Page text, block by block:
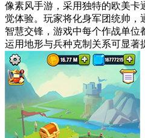
像素风手游，采用独特的欧美卡
觉体验。玩家将化身军团统帅，
智慧交锋，游戏中每个作战单位
运用地形与兵种克制关系可显著